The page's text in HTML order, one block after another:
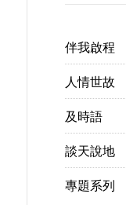
伴我啟程
人情世故
及時語
談天說地
專題系列